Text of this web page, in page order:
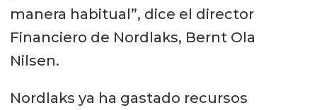
manera habitual”, dice el director
Financiero de Nordlaks, Bernt Ola
Nilsen.
Nordlaks ya ha gastado recursos